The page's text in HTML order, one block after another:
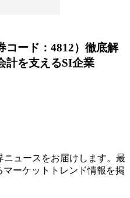
コード：4812）徹底解
計を支えるSI企業
ニュースをお届けします。最
ーケットトレンド情報を掲